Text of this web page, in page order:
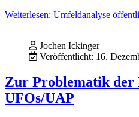
Weiterlesen: Umfeldanalyse
Jochen Ickinger
Veröffentlicht: 16.
Zur Problematik der
UFOs/UAP